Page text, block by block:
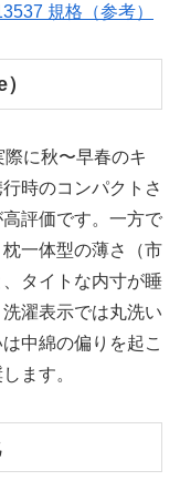
規格（参考）
に秋〜早春のキ
時のコンパクトさ
評価です。一方で
一体型の薄さ（市
タイトな内寸が睡
濯表示では丸洗い
中綿の偏りを起こ
ます。